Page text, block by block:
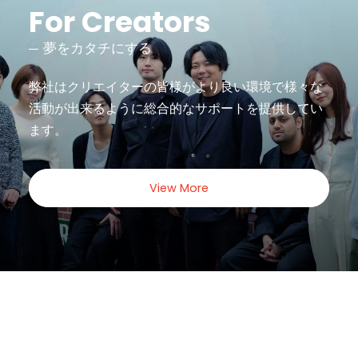
For Creators
夢をカタチにする
弊社はクリエイターの皆様がより良い環境で様々な
活動が出来るように総合的なサポートを提供してい
ます。
View More